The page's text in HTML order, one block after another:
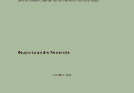
Grupo Luandra Resende
Entre em contato ou agende sua consulta em um dos locais abaixo.
(31) 99507-3535